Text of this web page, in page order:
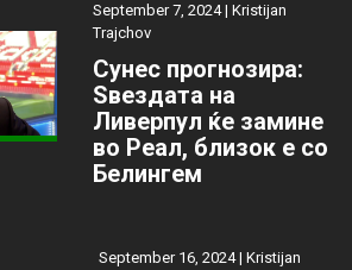
September 7, 2024 | Kristijan
Trajchov
Сунес прогнозира:
Ѕвездата на
Ливерпул ќе замине
во Реал, близок е со
Белингем
September 16, 2024 | Kristijan